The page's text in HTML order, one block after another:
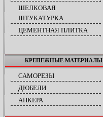
ШЕЛКОВАЯ
ШТУКАТУРКА
ЦЕМЕНТНАЯ ПЛИТКА
КРЕПЕЖНЫЕ МАТЕРИАЛЫ
САМОРЕЗЫ
ДЮБЕЛИ
АНКЕРА